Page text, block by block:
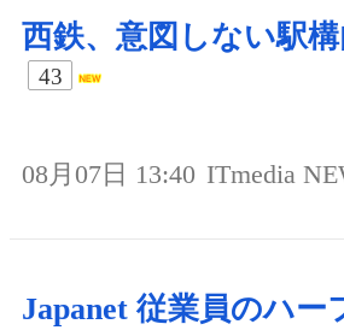
西鉄、意図しない駅
43
08月07日 13:40 ITmedia
Japanet 従業員のハー